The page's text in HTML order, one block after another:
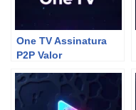
One TV Assinatura
P2P Valor